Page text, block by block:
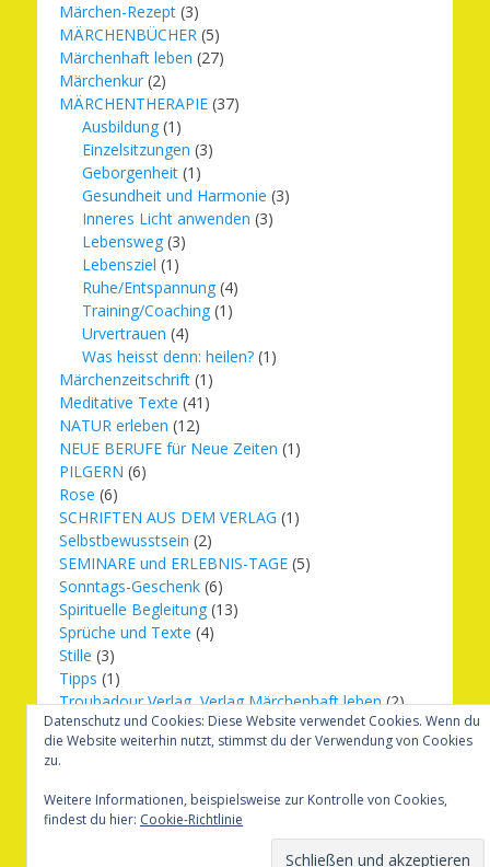
Märchen-Rezept (3)
MÄRCHENBÜCHER (5)
Märchenhaft leben (27)
Märchenkur (2)
MÄRCHENTHERAPIE (37)
Ausbildung (1)
Einzelsitzungen (3)
Geborgenheit (1)
Gesundheit und Harmonie (3)
Inneres Licht anwenden (3)
Lebensweg (3)
Lebensziel (1)
Ruhe/Entspannung (4)
Training/Coaching (1)
Urvertrauen (4)
Was heisst denn: heilen? (1)
Märchenzeitschrift (1)
Meditative Texte (41)
NATUR erleben (12)
NEUE BERUFE für Neue Zeiten (1)
PILGERN (6)
Rose (6)
SCHRIFTEN AUS DEM VERLAG (1)
Selbstbewusstsein (2)
SEMINARE und ERLEBNIS-TAGE (5)
Sonntags-Geschenk (6)
Spirituelle Begleitung (13)
Sprüche und Texte (4)
Stille (3)
Tipps (1)
Troubadour Verlag, Verlag Märchenhaft leben(2)
Übungen (1)
Urbilder(20)
Verlag Märchenhaft leben
Weihnachten(16)
Datenschutz und Cookies: Diese Website verwendet Cookies. Wenn du
die Website weiterhin nutzt, stimmst du der Verwendung von Cookies
zu.
Weitere Informationen, beispielsweise zur Kontrolle von Cookies,
findest du hier: Cookie-Richtlinie